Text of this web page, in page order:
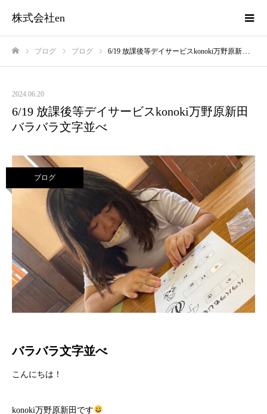
株式会社en
ブログ ブログ 6/19 放課後等デイサービスkonoki万野原新田 バラバラ文字並べ
2024.06.20
6/19 放課後等デイサービスkonoki万野原新田
バラバラ文字並べ
ブログ
バラバラ文字並べ
こんにちは！
konoki万野原新田です